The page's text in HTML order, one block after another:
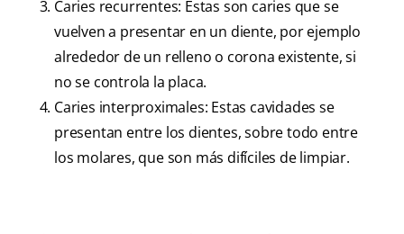
Caries recurrentes: Estas son caries que se
vuelven a presentar en un diente, por ejemplo
alrededor de un relleno o corona existente, si
no se controla la placa.
Caries interproximales: Estas cavidades se
presentan entre los dientes, sobre todo entre
los molares, que son más difíciles de limpiar.